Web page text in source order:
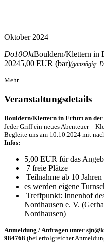
Oktober 2024
Do10OktBouldern/Klettern in
20245,00 EUR (bar)(ganztägig:
Mehr
Veranstaltungsdetails
Bouldern/Klettern in Erfurt an der
Jeder Griff ein neues Abenteuer –
Begleite uns am 10.10.2024 mit
Infos:
5,00 EUR für das
7 freie Plätze
Teilnahme ab 10 Jahren
es werden eigene
Treffpunkt: Innenhof
Nordhausen e. V.
Nordhausen)
Anmeldung / Anfragen unter
984768 (bei erfolgreicher